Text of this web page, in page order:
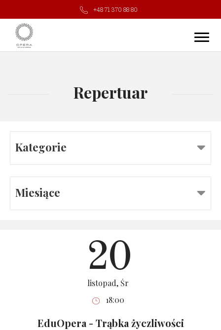
+48 71 370 88 80
Repertuar
Kategorie
Miesiące
20
listopad, Śr
18:00
EduOpera - Trąbka życzliwości